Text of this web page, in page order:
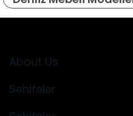
About Us
Səhifələr